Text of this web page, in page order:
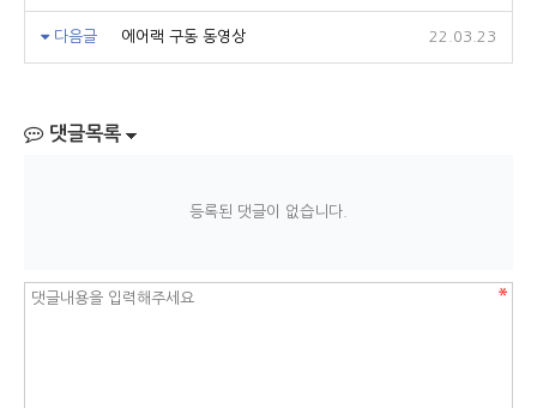
다음글 에어랙 구동 동영상 22.03.23
댓글목록
등록된 댓글이 없습니다.